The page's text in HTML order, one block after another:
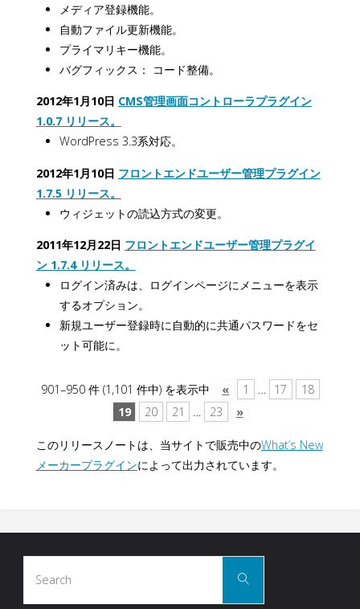
メディア登録機能。
自動ファイル更新機能。
プライマリキー機能。
バグフィックス： コード整備。
2012年1月10日 CMS管理画面コントローラプラグイン
1.0.7 リリース。
WordPress 3.3系対応。
2012年1月10日 フロントエンドユーザー管理プラグイン
1.7.5 リリース。
ウィジェットの読込方式の変更。
2011年12月22日 フロントエンドユーザー管理プラグイ
ン 1.7.4 リリース。
ログイン済みは、ログインページにメニューを表示
するオプション。
新規ユーザー登録時に自動的に共通パスワードをセ
ット可能に。
901–950 件 (1,101 件中) を表示中 « 1 … 17
18
19
20 21 … 23 »
このリリースノートは、当サイトで販売中のWhat’s New
メーカープラグインによって出力されています。
Search